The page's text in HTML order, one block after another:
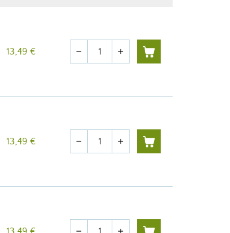
13,49 € Quantité
remove add
13,49 € Quantité
remove add
Quantité
remove add